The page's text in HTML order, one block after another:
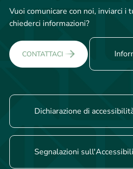
Vuoi comunicare con noi, inviarci
chiederci informazioni?
CONTATTACI
Dichiarazione di
Segnalazioni